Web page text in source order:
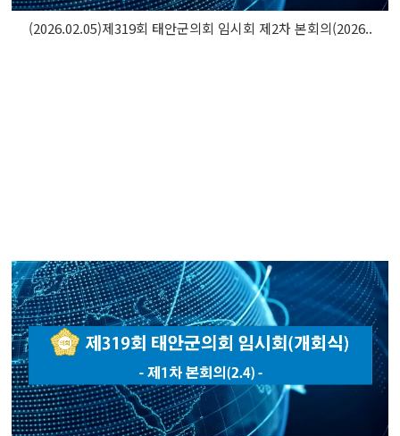
(2026.02.05)제319회 태안군의회 임시회 제2차 본회의(2026..